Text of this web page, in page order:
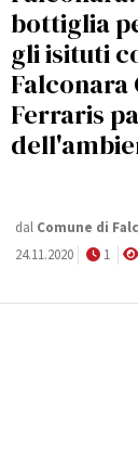
bottiglia
gli isituti
Falconara
Ferraris
dal Comune di
24.11.2020
1